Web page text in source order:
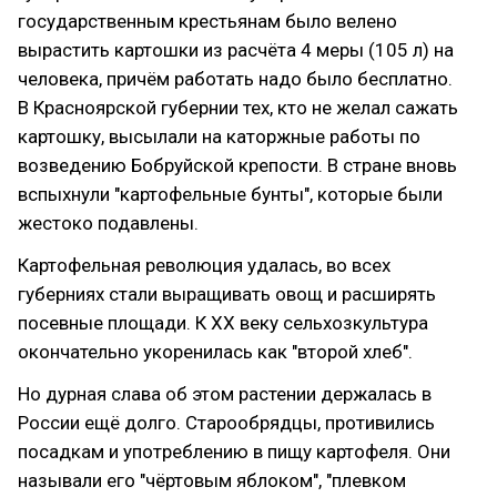
государственным крестьянам было велено
вырастить картошки из расчёта 4 меры (105 л) на
человека, причём работать надо было бесплатно.
В Красноярской губернии тех, кто не желал сажать
картошку, высылали на каторжные работы по
возведению Бобруйской крепости. В стране вновь
вспыхнули "картофельные бунты", которые были
жестоко подавлены.
Картофельная революция удалась, во всех
губерниях стали выращивать овощ и расширять
посевные площади. К XX веку сельхозкультура
окончательно укоренилась как "второй хлеб".
Но дурная слава об этом растении держалась в
России ещё долго. Старообрядцы, противились
посадкам и употреблению в пищу картофеля. Они
называли его "чёртовым яблоком", "плевком